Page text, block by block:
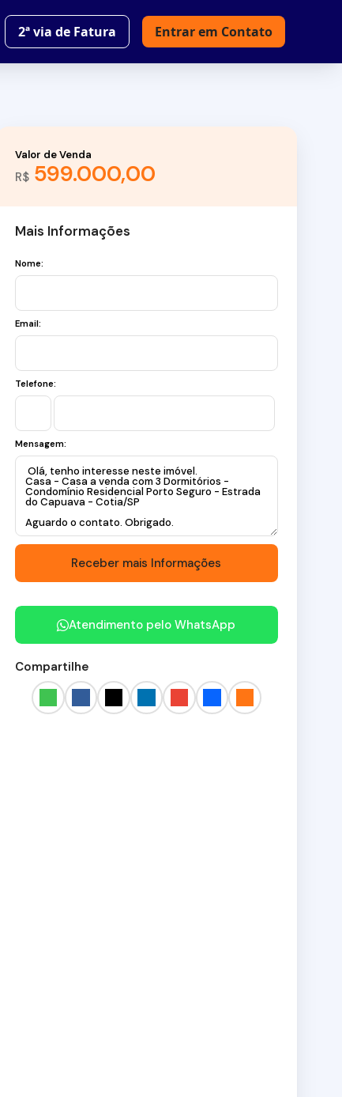
Entrar em Contato
2ª via de Fatura
R$599.000,00
Valor de Venda
Mais Informações
Nome:
Email:
Telefone:
Mensagem:
Atendimento peloWhatsApp
Compartilhe